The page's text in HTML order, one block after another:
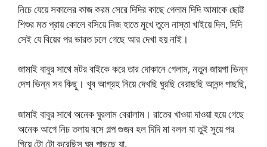
নিচে যেয়ে সকালের কাজ করম সেরে দিদির কাছে গেলাম দিদি আমাকে ছোট্ট
শিশুর মত প্রায় কোলে বসিয়ে নিজ হাতে মুখে তুলে নাস্তা খাইয়ে দিল, দিদি
সেই যে বিয়ের পর ভারত চলে গেছে আর দেখা হয় নাই।
জামাই বাবুর সাথে মটর বাইকে করে তার দোকানে গেলাম, নতুন জায়গা ভিন্ন
দেশ ভিন্ন সব কিছু। খুব আগ্রহ নিয়ে দেখছি ঘুরছি বেরাছছি আনন্দ পাছছি,
জামাই বাবুর সাথে অনেক ঘুরলাম বেরালাম। রাতের খাওয়া দাওয়া হয়ে গেছে
অনেক আগে নিচ তলায় বসে গল্প গুজব হল দিদি মা বলল যা তুই সুয়ে পর
গিয়ে টো টো করেছিস ঘুম পাছছে যা,